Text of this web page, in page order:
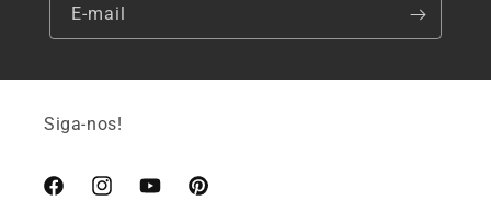
E-mail
Siga-nos!
FacebookInstagramYouTubePinterest